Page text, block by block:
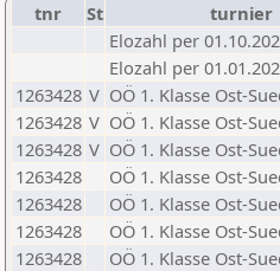
tnr St turnier
Elozahl per
Elozahl per
1263428 V OÖ 1. Klasse Ost-
1263428 V OÖ 1. Klasse Ost-
1263428 V OÖ 1. Klasse Ost-
1263428
OÖ 1. Klasse Ost-
1263428
OÖ 1. Klasse Ost-
1263428
OÖ 1. Klasse Ost-
1263428
OÖ 1. Klasse Ost-